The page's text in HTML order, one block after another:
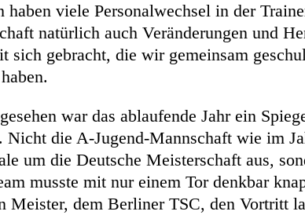
haben viele Personalwechsel in der
natürlich auch Veränderungen und
sich gebracht, die wir gemeinsam
war das ablaufende Jahr ein
Nicht die A-Jugend-Mannschaft wie im
um die Deutsche Meisterschaft aus,
musste mit nur einem Tor denkbar
Meister, dem Berliner TSC, den Vortritt